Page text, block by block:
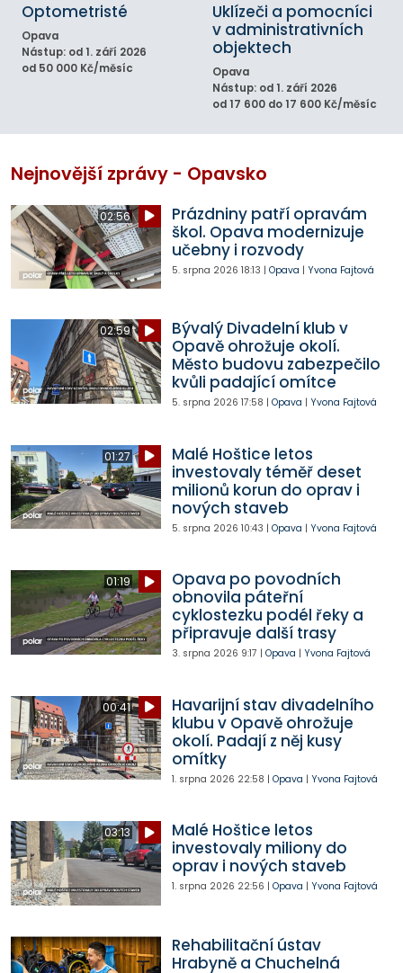
Optometristé
Opava
Nástup: od 1. září 2026
od 50 000 Kč/měsíc
Uklízeči a pomocníci
v administrativních
objektech
Opava
Nástup: od 1. září 2026
od 17 600 do 17 600 Kč/měsíc
Nejnovější zprávy - Opavsko
02:56
Prázdniny patří opravám
škol. Opava modernizuje
učebny i rozvody
5. srpna 2026 18:13 | Opava | Yvona Fajtová
02:59
Bývalý Divadelní klub v
Opavě ohrožuje okolí.
Město budovu zabezpečilo
kvůli padající omítce
5. srpna 2026 17:58 | Opava | Yvona Fajtová
01:27
Malé Hoštice letos
investovaly téměř deset
milionů korun do oprav i
nových staveb
5. srpna 2026 10:43 | Opava | Yvona Fajtová
01:19
Opava po povodních
obnovila páteřní
cyklostezku podél řeky a
připravuje další trasy
3. srpna 2026 9:17 | Opava | Yvona Fajtová
00:41
Havarijní stav divadelního
klubu v Opavě ohrožuje
okolí. Padají z něj kusy
omítky
1. srpna 2026 22:58 | Opava | Yvona Fajtová
03:13
Malé Hoštice letos
investovaly miliony do
oprav i nových staveb
1. srpna 2026 22:56 | Opava | Yvona Fajtová
Rehabilitační ústav
Hrabyně a Chuchelná